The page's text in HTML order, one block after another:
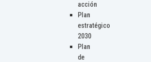
acción
Plan
estratégico
2030
Plan
de